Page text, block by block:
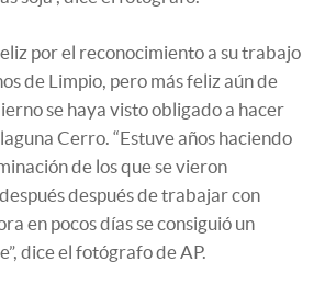
por el reconocimiento a su trabajo
de Limpio, pero más feliz aún de
se haya visto obligado a hacer
Cerro. “Estuve años haciendo
de los que se vieron
después de trabajar con
en pocos días se consiguió un
dice el fotógrafo de AP.